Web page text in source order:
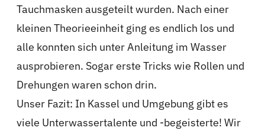
Tauchmasken ausgeteilt wurden. Nach einer
kleinen Theorieeinheit ging es endlich los und
alle konnten sich unter Anleitung im Wasser
ausprobieren. Sogar erste Tricks wie Rollen und
Drehungen waren schon drin.
Unser Fazit: In Kassel und Umgebung gibt es
viele Unterwassertalente und -begeisterte! Wir